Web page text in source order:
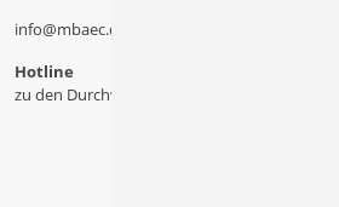
info@mbaec.de
Hotline
zu den Durchwahlen